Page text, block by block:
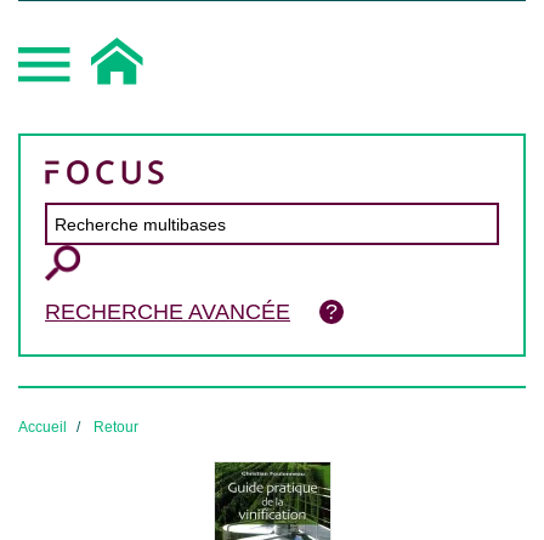
RECHERCHE AVANCÉE
Accueil Retour